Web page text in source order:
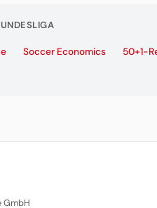
Soccer Economics
50+1-
GmbH